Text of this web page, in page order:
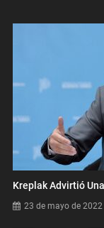
Kreplak Advirtió
23 de mayo de 2022